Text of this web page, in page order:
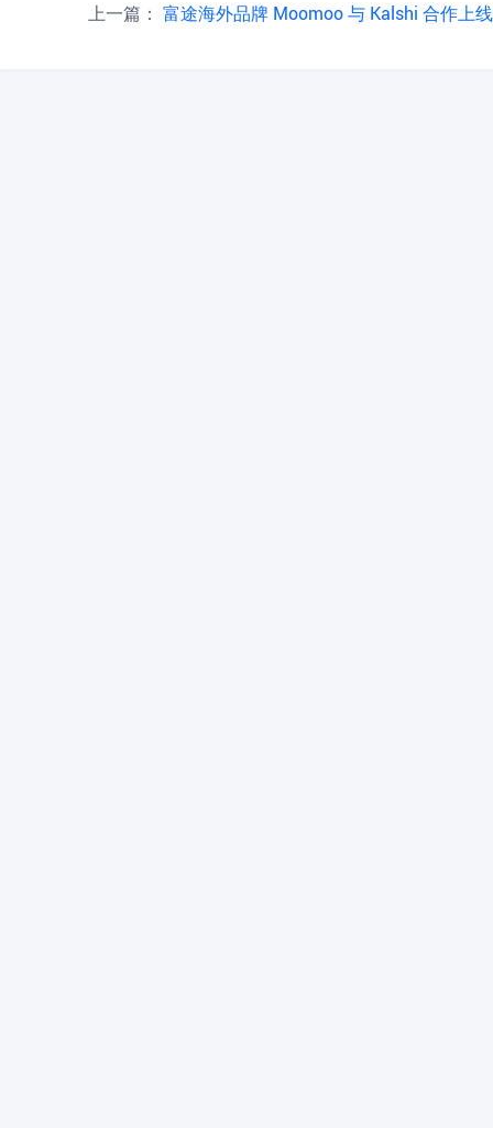
上一篇： 富途海外品牌 Moomoo 与 Kalshi 合作上线事件合约